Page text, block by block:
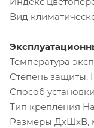
Вид
Температура
Степень защиты,
Способ
Тип крепления
Размеры ДхШхВ,